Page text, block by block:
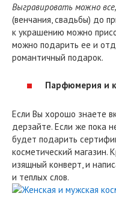
Выгравировать можно
(венчания, свадьбы) до
к украшению можно
можно подарить ее и
романтичный подарок.
Парфюмерия и
Если Вы хорошо знаете
дерзайте. Если же пока
будет подарить
косметический магазин.
изящный конверт, и
и теплых слов.